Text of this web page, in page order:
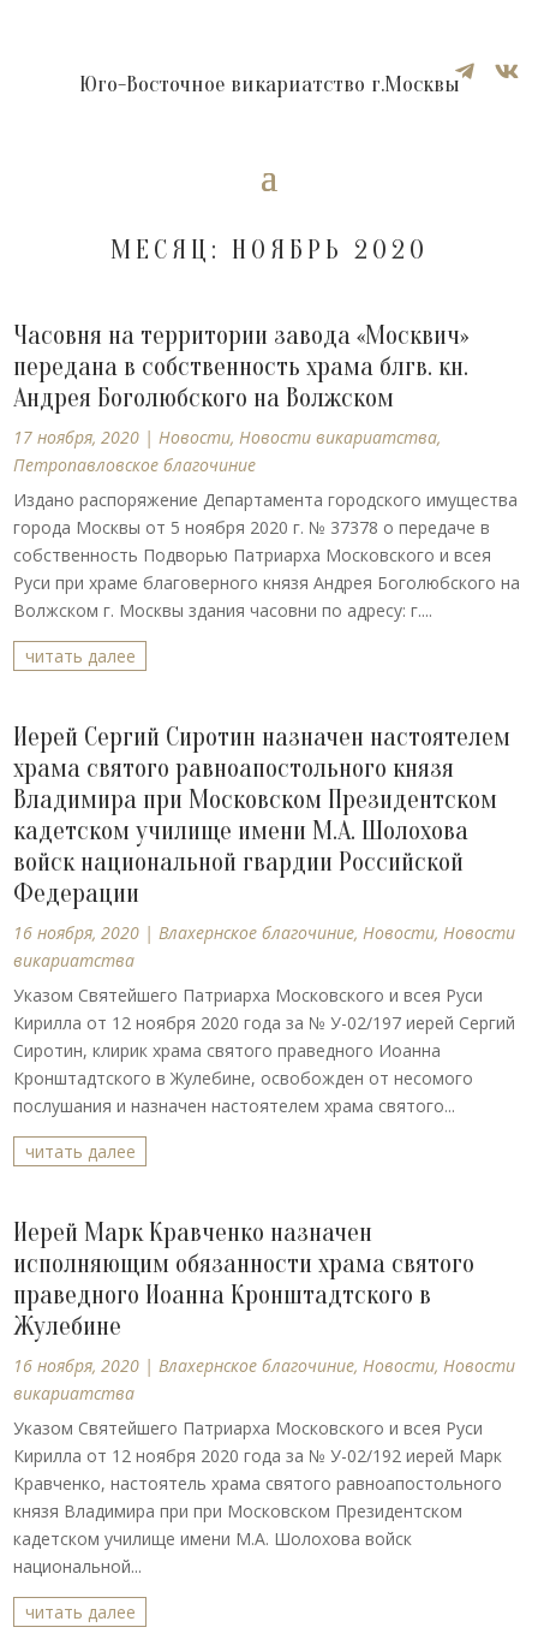
 
Юго-Восточное викариатство г.Москвы
МЕСЯЦ: НОЯБРЬ 2020
Часовня на территории завода «Москвич»
передана в собственность храма блгв. кн.
Андрея Боголюбского на Волжском
17 ноября, 2020 |Новости,Новости викариатства,
Петропавловское благочиние
Издано распоряжение Департамента городского имущества
города Москвы от 5 ноября 2020 г. № 37378 о передаче в
собственность Подворью Патриарха Московского и всея
Руси при храме благоверного князя Андрея Боголюбского на
Волжском г. Москвы здания часовни по адресу: г....
читать далее
Иерей Сергий Сиротин назначен настоятелем
храма святого равноапостольного князя
Владимира при Московском Президентском
кадетском училище имени М.А. Шолохова
войск национальной гвардии Российской
Федерации
16 ноября, 2020 |Влахернское благочиние,Новости,Новости
викариатства
Указом Святейшего Патриарха Московского и всея Руси
Кирилла от 12 ноября 2020 года за № У-02/197 иерей Сергий
Сиротин, клирик храма святого праведного Иоанна
Кронштадтского в Жулебине, освобожден от несомого
послушания и назначен настоятелем храма святого...
читать далее
Иерей Марк Кравченко назначен
исполняющим обязанности храма святого
праведного Иоанна Кронштадтского в
Жулебине
16 ноября, 2020 |Влахернское благочиние,Новости,Новости
викариатства
Указом Святейшего Патриарха Московского и всея Руси
Кирилла от 12 ноября 2020 года за № У-02/192 иерей Марк
Кравченко, настоятель храма святого равноапостольного
князя Владимира при при Московском Президентском
кадетском училище имени М.А. Шолохова войск
национальной...
читать далее